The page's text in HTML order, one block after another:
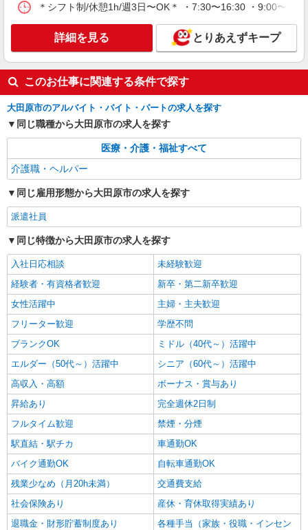
通費全支給(ガソリン代含む)＞
大田原市 【西那須野駅そば】
詳細を見る
派遣社員
株式会社kotrio /●UT-H-1981042
<大田原市>高時給&シフト柔軟でいいとこ取り
♪サ高住の補助STAFF
時給1500円〜2125円 ＜日払い有/週払い有/交
通費全支給(ガソリン代含む)＞
大田原市
キープ 詳細を見る
派遣社員
株式会社kotrio /●UT-H-1811208
障がい者デイで送迎、見守りなど★大田原市★
運転できる方急募
時給1500円〜2125円 ＜日払い有/週払い有/交
通費全支給(ガソリン代含む)＞
キープ 詳細を見る
＊シフト制/休憩1h/週3日〜OK＊ ・7:30〜16:30 ・9:00〜
詳細を見る とりあえずキープ
このお仕事に関連する条件で探す
大田原市のアルバイト・バイト・パートの求人を探す
同じ職種から大田原市の求人を探す
医療・介護・福祉すべて
介護職・ヘルパー
同じ雇用形態から大田原市の求人を探す
派遣社員
同じ特徴から大田原市の求人を探す
入社日応相談
未経験歓迎
経験者・有資格者歓迎
新卒・第二新卒歓迎
女性活躍中
主婦・主夫歓迎
フリーター歓迎
学歴不問
ブランクOK
ミドル（40代～）活躍中
エルダー（50代～）活躍中
シニア（60代～）活躍中
高収入・高額
ボーナス・賞与あり
昇給あり
完全週休2日制
フルタイム歓迎
禁煙・分煙
駅直結・駅チカ
車通勤OK
バイク通勤OK
自転車通勤OK
残業少なめ（月20h未満）
交通費支給
社会保険あり
産休・育休取得実績あり
退職金・財形貯蓄制度あり
各種手当（家族・役職・インセン